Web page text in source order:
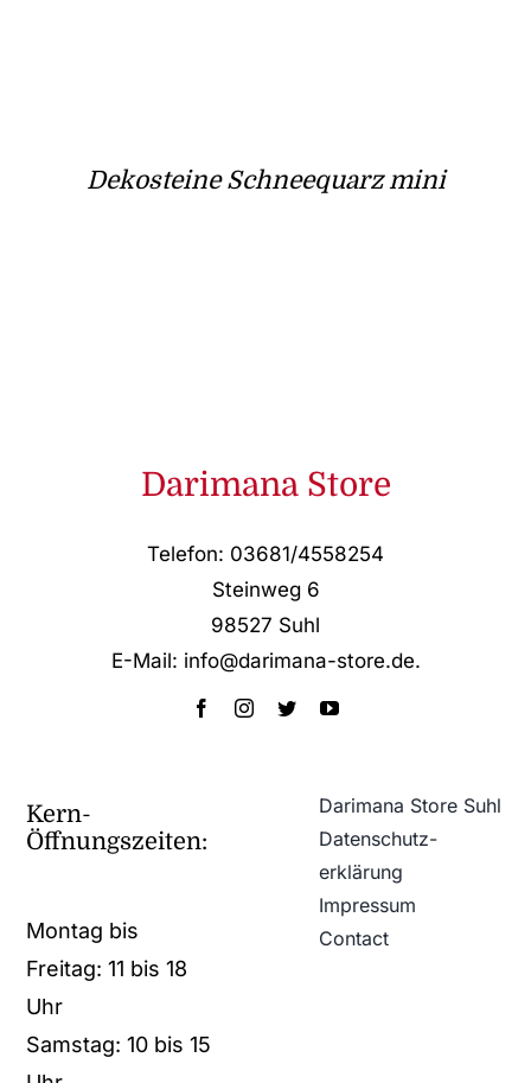
Dekosteine Schneequarz mini
Darimana Store
Telefon: 03681/4558254
Steinweg 6
98527 Suhl
E-Mail: info@darimana-store.de.
Kern-
Öffnungszeiten:
Montag bis
Freitag: 11 bis 18
Uhr
Samstag: 10 bis 15
Darimana Store Suhl
Datenschutz­
erklärung
Impressum
Contact